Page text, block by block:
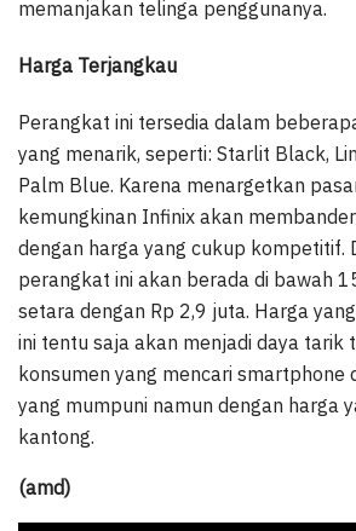
memanjakan telinga penggunanya.
Harga Terjangkau
Perangkat ini tersedia dalam
yang menarik, seperti: Starlit Black,
Palm Blue. Karena menargetkan
kemungkinan Infinix akan
dengan harga yang cukup kompetitif.
perangkat ini akan berada di bawah
setara dengan Rp 2,9 juta. Harga
ini tentu saja akan menjadi daya tarik
konsumen yang mencari smartphone
yang mumpuni namun dengan harga
kantong.
(amd)